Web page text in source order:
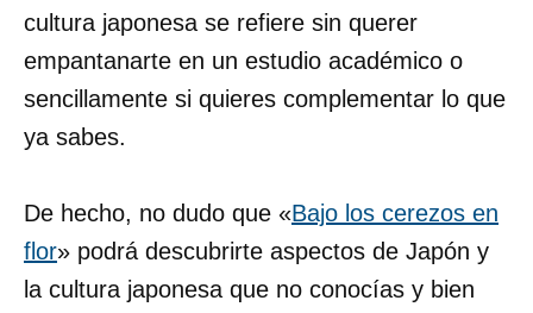
cultura japonesa se refiere sin querer
empantanarte en un estudio académico o
sencillamente si quieres complementar lo que
ya sabes.
De hecho, no dudo que «Bajo los cerezos en
flor» podrá descubrirte aspectos de Japón y
la cultura japonesa que no conocías y bien